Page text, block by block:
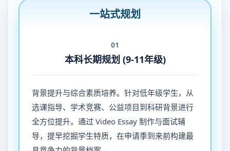
一站式规划
01
本科长期规划 (9-11年级)
背景提升与综合素质培养。针对低年级学生，从
选课指导、学术竞赛、公益项目到科研背景进行
全方位提升。通过 Video Essay 制作与面试辅
导，提早挖掘学生特质，在申请季到来前构建最